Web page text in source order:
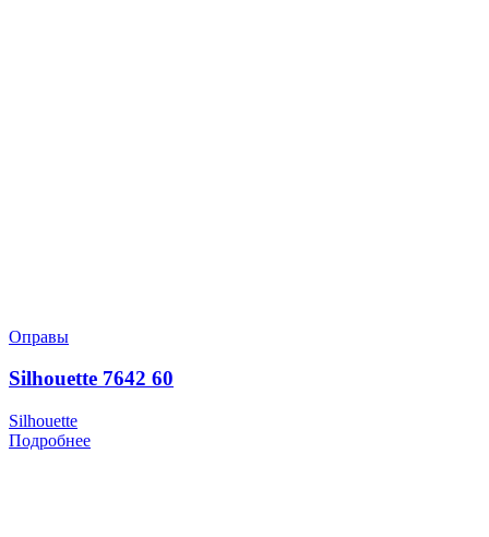
Оправы
Silhouette 7642 60
Silhouette
Подробнее